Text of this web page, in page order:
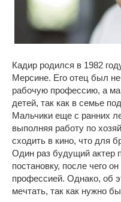
Кадир родился в 1982
Мерсине. Его отец был
рабочую профессию, а
детей, так как в семье
Мальчики еще с ранних
выполняя работу по
сходить в кино, что для
Один раз будущий актер
постановку, после чего
профессией. Однако, об
мечтать, так как нужно